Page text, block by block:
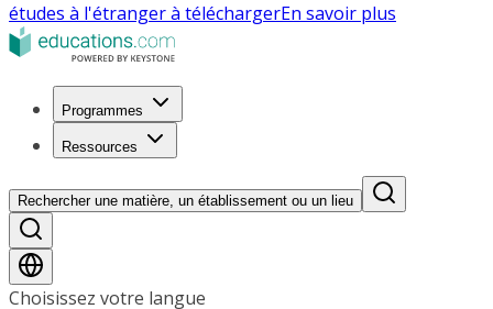
études à l'étranger à téléchargerEn savoir plus
Programmes
Ressources
Rechercher une matière, un établissement ou un lieu
Choisissez votre langue